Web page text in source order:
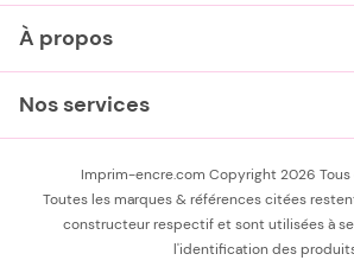
À propos
Nos services
Imprim-encre.com Copyright 2026 Tous
Toutes les marques & références citées
constructeur respectif et sont utilisées à
l'identification des